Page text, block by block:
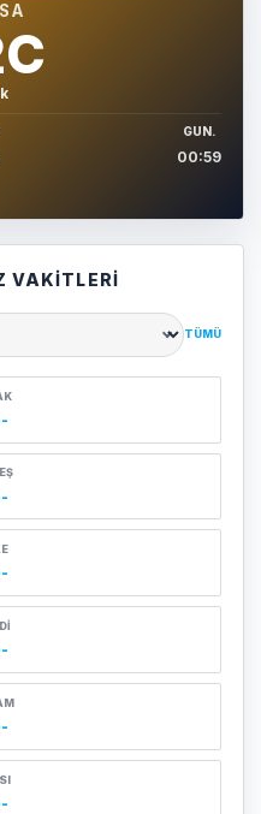
GUN.
00:59
VAKITLERI
TÜMÜ